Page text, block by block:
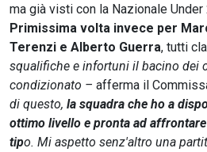
ma già visti con la Nazionale
Primissima volta invece per
Terenzi e Alberto Guerra, tutti
squalifiche e infortuni il bacino dei
condizionato – afferma il
di questo, la squadra che ho a
ottimo livello e pronta ad
tipo. Mi aspetto senz'altro una